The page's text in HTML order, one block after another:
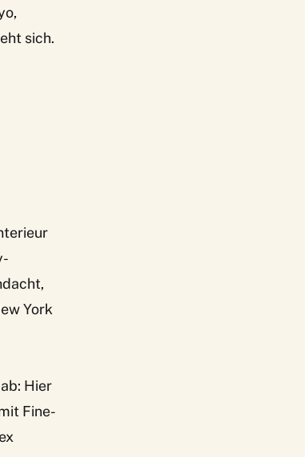
sich.
York
Hier
Fine-